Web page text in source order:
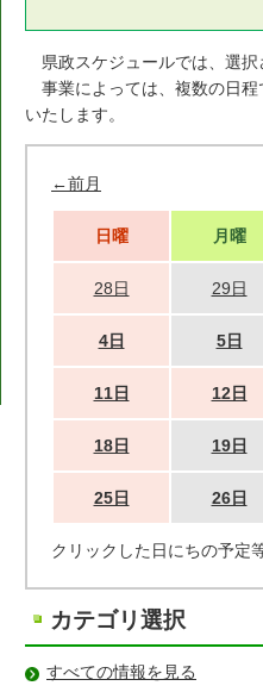
県政スケジュールでは、選択
事業によっては、複数の日程
いたします。
←前月
日曜 月曜
28日 29日
4日 5日
11日 12日
18日 19日
25日 26日
クリックした日にちの予定
カテゴリ選択
すべての情報を見る